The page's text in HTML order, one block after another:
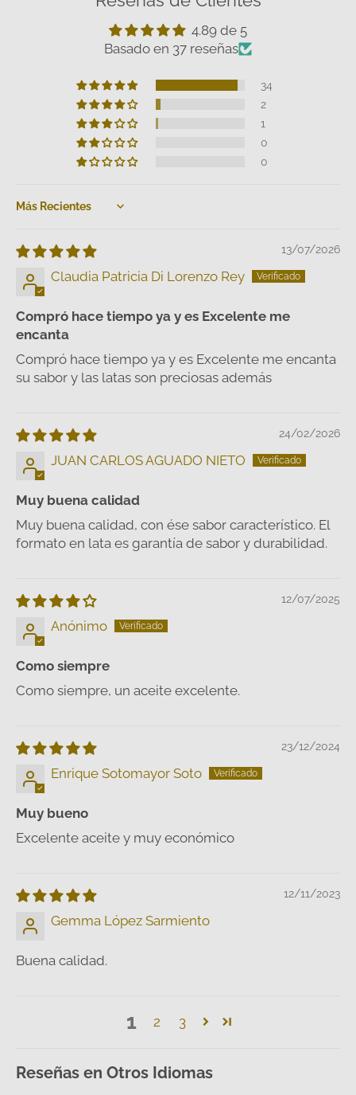
4.89 de 5
Basado en 37 reseñas
34
2
1
0
0
Sort by
13/07/2026
Claudia Patricia Di Lorenzo Rey
Compró hace tiempo ya y es Excelente me
encanta
Compró hace tiempo ya y es Excelente me encanta
su sabor y las latas son preciosas además
24/02/2026
JUAN CARLOS AGUADO NIETO
Muy buena calidad
Muy buena calidad, con ése sabor característico. El
formato en lata es garantía de sabor y durabilidad.
12/07/2025
Anónimo
Como siempre
Como siempre, un aceite excelente.
23/12/2024
Enrique Sotomayor Soto
Muy bueno
Excelente aceite y muy económico
12/11/2023
Gemma López Sarmiento
Buena calidad.
1 2 3
Reseñas en Otros Idiomas